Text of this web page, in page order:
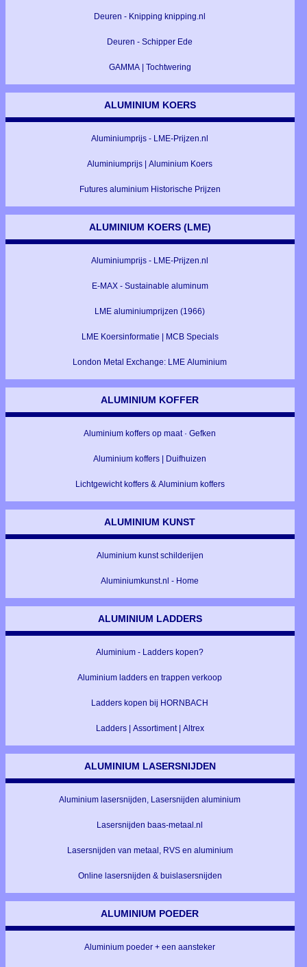
Deuren - Knipping knipping.nl
Deuren - Schipper Ede
GAMMA | Tochtwering
ALUMINIUM KOERS
Aluminiumprijs - LME-Prijzen.nl
Aluminiumprijs | Aluminium Koers
Futures aluminium Historische Prijzen
ALUMINIUM KOERS (LME)
Aluminiumprijs - LME-Prijzen.nl
E-MAX - Sustainable aluminum
LME aluminiumprijzen (1966)
LME Koersinformatie | MCB Specials
London Metal Exchange: LME Aluminium
ALUMINIUM KOFFER
Aluminium koffers op maat · Gefken
Aluminium koffers | Duifhuizen
Lichtgewicht koffers & Aluminium koffers
ALUMINIUM KUNST
Aluminium kunst schilderijen
Aluminiumkunst.nl - Home
ALUMINIUM LADDERS
Aluminium - Ladders kopen?
Aluminium ladders en trappen verkoop
Ladders kopen bij HORNBACH
Ladders | Assortiment | Altrex
ALUMINIUM LASERSNIJDEN
Aluminium lasersnijden, Lasersnijden aluminium
Lasersnijden baas-metaal.nl
Lasersnijden van metaal, RVS en aluminium
Online lasersnijden & buislasersnijden
ALUMINIUM POEDER
Aluminium poeder + een aansteker